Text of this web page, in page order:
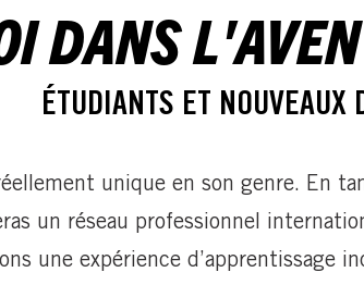
DANS
ÉTUDIANTS ET NOUVEAUX
unique en son genre. En
un réseau professionnel
une expérience d’apprentissage